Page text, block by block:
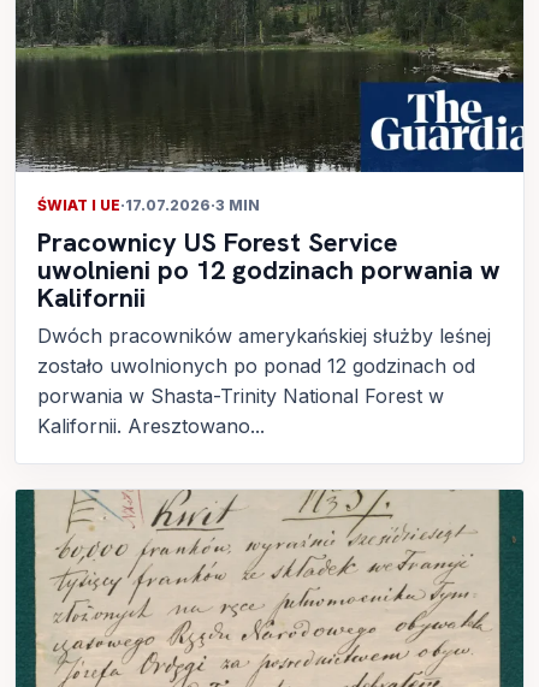
ŚWIAT I UE·17.07.2026·3 MIN
Pracownicy US Forest Service
uwolnieni po 12 godzinach porwania w
Kalifornii
Dwóch pracowników amerykańskiej służby leśnej
zostało uwolnionych po ponad 12 godzinach od
porwania w Shasta-Trinity National Forest w
Kalifornii. Aresztowano...